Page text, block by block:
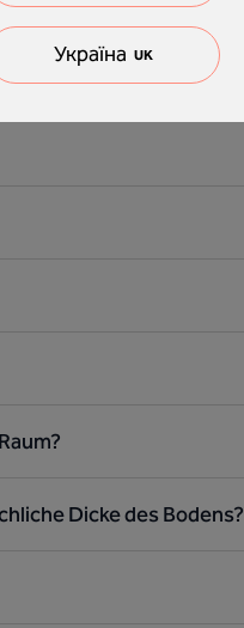
Dicke des Bodens?
Україна UK